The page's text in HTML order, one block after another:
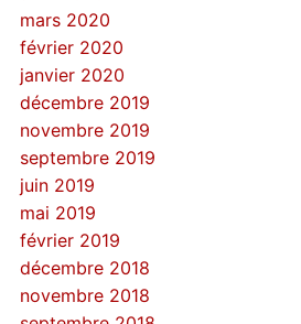
mars 2020
février 2020
janvier 2020
décembre 2019
novembre 2019
septembre 2019
juin 2019
mai 2019
février 2019
décembre 2018
novembre 2018